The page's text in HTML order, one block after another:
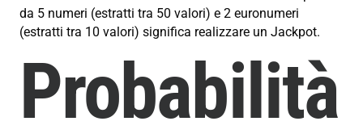
da 5 numeri (estratti tra 50 valori) e 2 euronumeri
(estratti tra 10 valori) significa realizzare un Jackpot.
Probabilità